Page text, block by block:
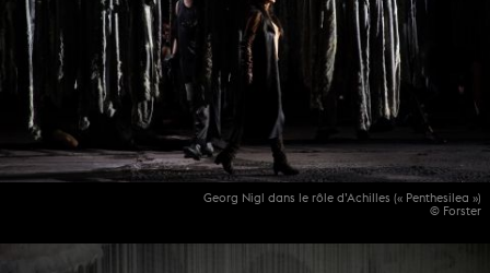
Georg Nigl dans le rôle d’Achilles (« Penthesilea »)
© Forster